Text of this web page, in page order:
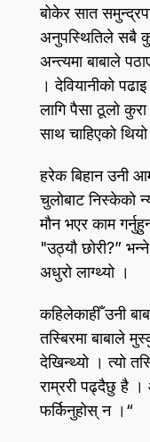
बोकेर सात
अनुपस्थितिले सबै
अन्त्यमा बाबाले
। देवियानीको
लागि पैसा ठूलो
साथ चाहिएको
हरेक बिहान उनी
चुलोबाट निस्केको
मौन भएर काम
"उठ्यौ छोरी?”
अधुरो लाग्थ्यो ।
कहिलेकाहीँ उनी
तस्बिरमा बाबाले
देखिन्थ्यो । त्यो
राम्ररी पढ्दैछु है
फर्किनुहोस्‌ न ।“